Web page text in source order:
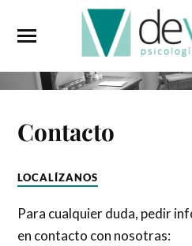
Contacto
LOCALÍZANOS
Para cualquier duda, pedir
en contacto con nosotras: